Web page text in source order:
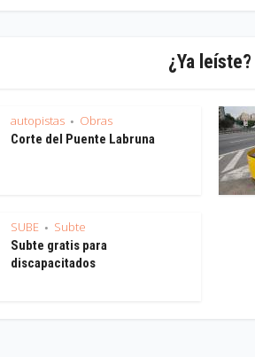
¿Ya leíste?
autopistas • Obras
Corte del Puente Labruna
SUBE • Subte
Subte gratis para
discapacitados